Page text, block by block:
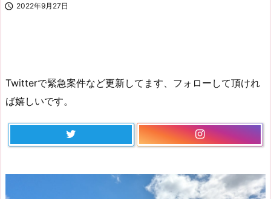
 2022年9月27日
Twitterで緊急案件など更新してます、フォローして頂けれ
ば嬉しいです。